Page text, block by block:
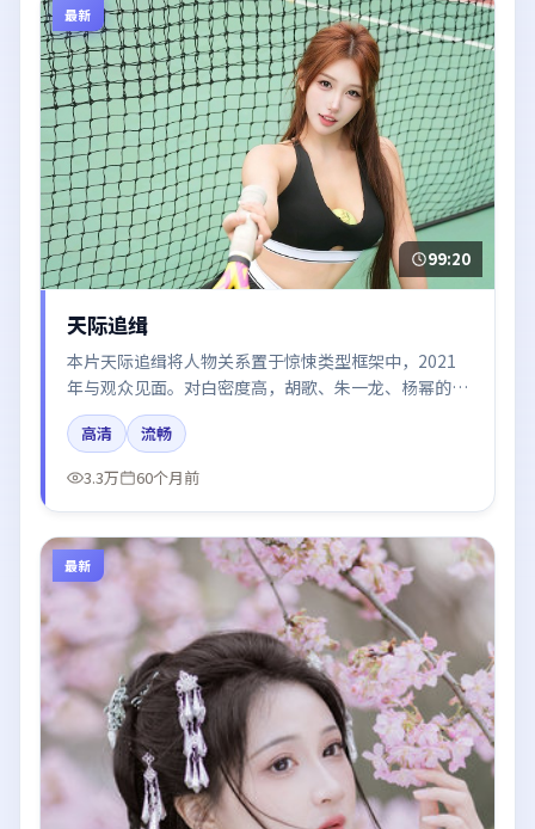
最新
99:20
天际追缉
本片天际追缉将人物关系置于惊悚类型框架中，2021
年与观众见面。对白密度高，胡歌、朱一龙、杨幂的台
词节奏值得关注；整体气质偏美国都市与冷色调摄影。
高清
流畅
3.3万
60个月前
最新